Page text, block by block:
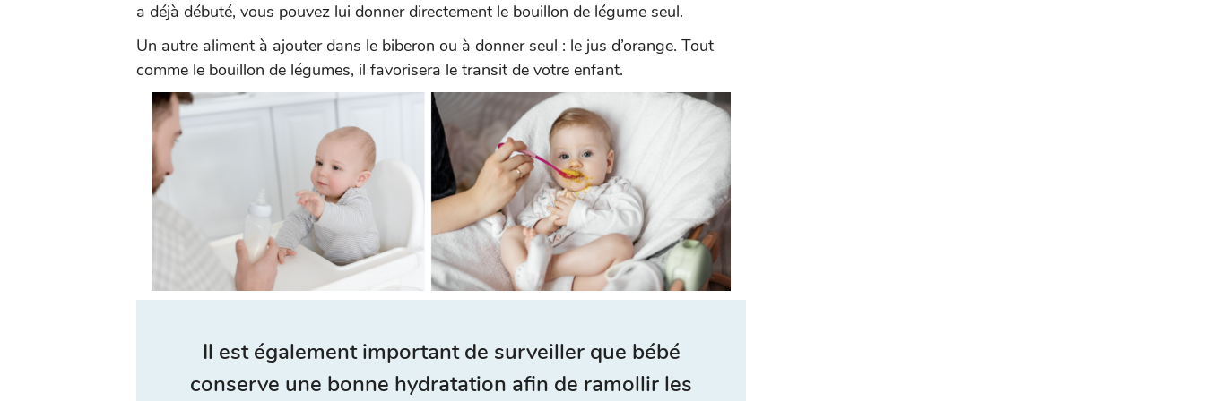
a déjà débuté, vous pouvez lui donner directement le bouillon de légume seul.
Un autre aliment à ajouter dans le biberon ou à donner seul : le jus d’orange. Tout
comme le bouillon de légumes, il favorisera le transit de votre enfant.
Il est également important de surveiller que bébé
conserve une bonne hydratation afin de ramollir les